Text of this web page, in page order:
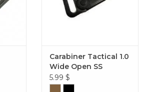
Carabiner Tactical 1.0
Wide Open SS
5.99 $